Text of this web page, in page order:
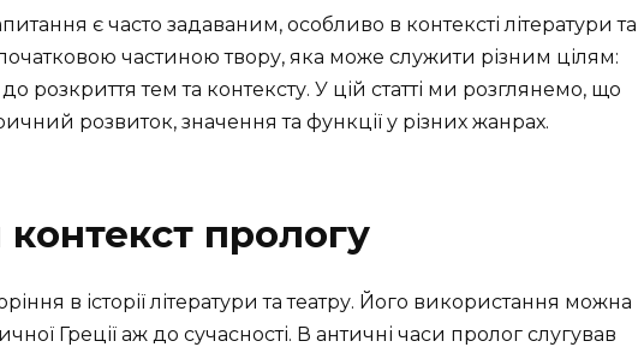
є часто задаваним, особливо в контексті літератури та
частиною твору, яка може служити різним цілям:
розкриття тем та контексту. У цій статті ми розглянемо, що
розвиток, значення та функції у різних жанрах.
контекст прологу
в історії літератури та театру. Його використання можна
Греції аж до сучасності. В античні часи пролог слугував